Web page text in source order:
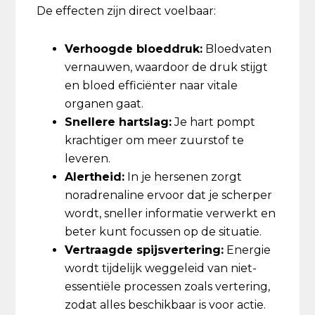
De effecten zijn direct voelbaar:
Verhoogde bloeddruk: Bloedvaten
vernauwen, waardoor de druk stijgt
en bloed efficiënter naar vitale
organen gaat.
Snellere hartslag:Je hart pompt
krachtiger om meer zuurstof te
leveren.
Alertheid: In je hersenen zorgt
noradrenaline ervoor dat je scherper
wordt, sneller informatie verwerkt en
beter kunt focussen op de situatie.
Vertraagde spijsvertering: Energie
wordt tijdelijk weggeleid van niet-
essentiële processen zoals vertering,
zodat alles beschikbaar is voor actie.